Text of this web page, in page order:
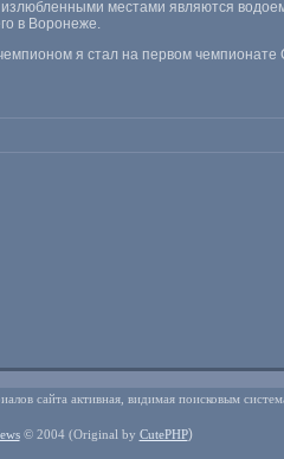
излюбленными местами являются
в Воронеже.
я стал на первом чемпионате
сайта активная, видимая поисковым
© 2004 (Original by CutePHP)